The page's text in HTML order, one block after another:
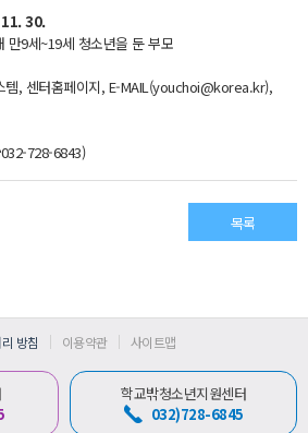
30.
9세~19세 청소년을 둔 부모
템, 센터홈페이지, E-MAIL(youchoi@korea.kr),
728-6843)
목록
방침 이용약관 사이트맵
학교밖청소년지원센터
032)728-6845